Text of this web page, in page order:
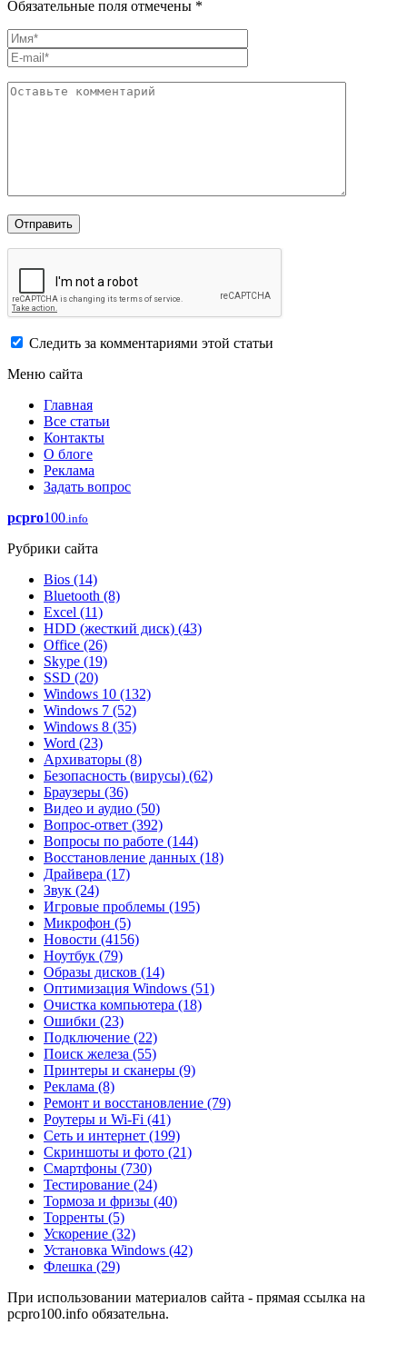
Обязательные поля отмечены *
Следить за комментариями этой статьи
Меню сайта
Главная
Все статьи
Контакты
О блоге
Реклама
Задать вопрос
pcpro100.info
Рубрики сайта
Bios (14)
Bluetooth (8)
Excel (11)
HDD (жесткий диск) (43)
Office (26)
Skype (19)
SSD (20)
Windows 10 (132)
Windows 7 (52)
Windows 8 (35)
Word (23)
Архиваторы (8)
Безопасность (вирусы) (62)
Браузеры (36)
Видео и аудио (50)
Вопрос-ответ (392)
Вопросы по работе (144)
Восстановление данных (18)
Драйвера (17)
Звук (24)
Игровые проблемы (195)
Микрофон (5)
Новости (4156)
Ноутбук (79)
Образы дисков (14)
Оптимизация Windows (51)
Очистка компьютера (18)
Ошибки (23)
Подключение (22)
Поиск железа (55)
Принтеры и сканеры (9)
Реклама (8)
Ремонт и восстановление (79)
Роутеры и Wi-Fi (41)
Сеть и интернет (199)
Скриншоты и фото (21)
Смартфоны (730)
Тестирование (24)
Тормоза и фризы (40)
Торренты (5)
Ускорение (32)
Установка Windows (42)
Флешка (29)
При использовании материалов сайта - прямая ссылка на
pcpro100.info обязательна.